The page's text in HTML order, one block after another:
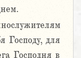
Господу, для
Господня в